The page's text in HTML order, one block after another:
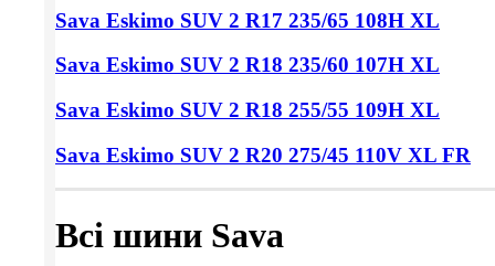
Sava Eskimo SUV 2 R17 235/65 108H XL
Sava Eskimo SUV 2 R18 235/60 107H XL
Sava Eskimo SUV 2 R18 255/55 109H XL
Sava Eskimo SUV 2 R20 275/45 110V XL FR
Всі шини Sava